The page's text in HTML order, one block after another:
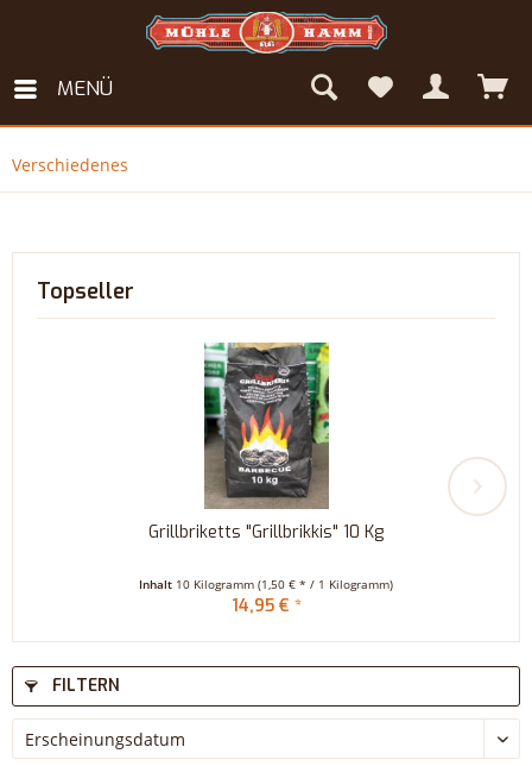
MENÜ
Verschiedenes
Topseller
Grillbriketts "Grillbrikkis" 10 Kg
Inhalt 10 Kilogramm (1,50 € * / 1 Kilogramm)
14,95 € *
FILTERN